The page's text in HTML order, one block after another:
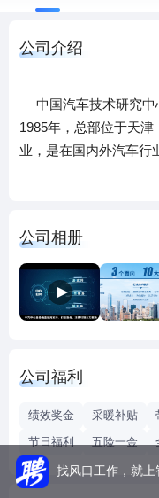
公司介绍
中国汽车技术研究中
1985年，总部位于天
业，是在国内外汽车行
奋斗、干事创业，为推
保值增值做出了贡献。
目前，中汽中心共有
家、控股公司7家，总
车全产业链和全生命周
化和战略新兴业务等12
北京、上海、广州、武
公司相册
公司福利
绩效奖金 采暖补贴
节日福利
五险一金
找风口工作，就上